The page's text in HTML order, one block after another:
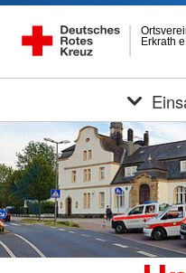
Erkrath